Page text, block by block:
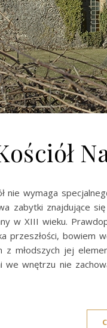
nie wymaga
zabytki znajdujące
w XIII wieku.
przeszłości, bowiem
z młodszych jej
wnętrzu nie